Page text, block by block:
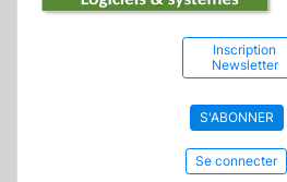
Inscription
Newsletter
S'ABONNER
Se connecter